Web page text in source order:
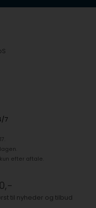
7
efter aftale.
til nyheder og tilbud